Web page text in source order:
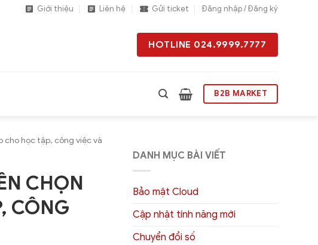
Giới thiệu Liên hệ Gửi ticket Đăng nhập / Đăng ký
HOTLINE 024.9999.7777
B2B MARKET
cho học tập, công việc và
CHỌN
CÔNG
DANH MỤC BÀI VIẾT
Bảo mật Cloud
Cập nhật tính năng mới
Chuyển đổi số